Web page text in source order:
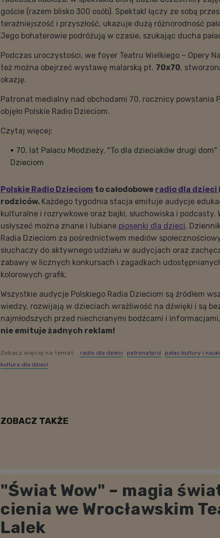
goście (razem blisko 300 osób). Spektakl łączy ze sobą
teraźniejszość i przyszłość, ukazuje dużą różnorodność
Jego bohaterowie podróżują w czasie, szukając ducha
Podczas uroczystości, we foyer Teatru Wielkiego – Opery
też można obejrzeć wystawę malarską pt. 70x70,
okazję.
Patronat medialny nad obchodami 70. rocznicy powstania
objęło Polskie Radio Dzieciom.
Czytaj więcej:
70. lat Pałacu Młodzieży. "To dla dzieciaków drugi
Dzieciom
Polskie Radio Dzieciom to całodobowe radio dla dzieci i
rodziców. Każdego tygodnia stacja emituje audycje
kulturalne i rozrywkowe oraz bajki, słuchowiska i podcasty.
usłyszeć można znane i lubiane piosenki dla dzieci.
Radia Dzieciom za pośrednictwem mediów
słuchaczy do aktywnego udziału w audycjach oraz
zabawy w licznych konkursach i zagadkach
kolorowych grafik.
Wszystkie audycje Polskiego Radia Dzieciom są źródłem
wiedzy, rozwijają w dzieciach wrażliwość na dźwięki i są
najmłodszych przed niechcianymi bodźcami i
nie emituje żadnych reklam!
Zobacz więcej na temat: radio dla dzieci patronatprd pałac kultury i nauki
kultura dla dzieci
ZOBACZ TAKŻE
"Świat Wow" – magia
cienia we Wrocławskim
Lalek